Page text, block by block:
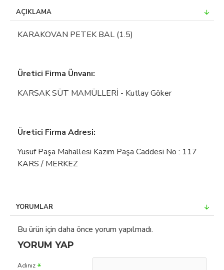
AÇIKLAMA
KARAKOVAN PETEK BAL (1.5)
Üretici Firma Ünvanı:
KARSAK SÜT MAMÜLLERİ - Kutlay Göker
Üretici Firma Adresi:
Yusuf Paşa Mahallesi Kazım Paşa Caddesi No : 117
KARS / MERKEZ
YORUMLAR
Bu ürün için daha önce yorum yapılmadı.
YORUM YAP
Adınız